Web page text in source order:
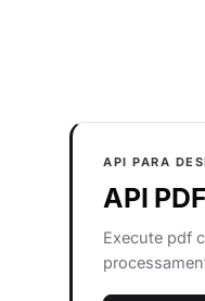
API PARA
API
Execute pdf